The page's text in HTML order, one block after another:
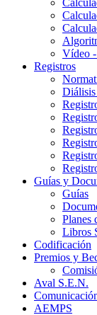
Vídeo
Registros
Diálisis
Guías y
Guías
Planes
Libros
Codificación
Premios y
Aval S.E.N.
AEMPS